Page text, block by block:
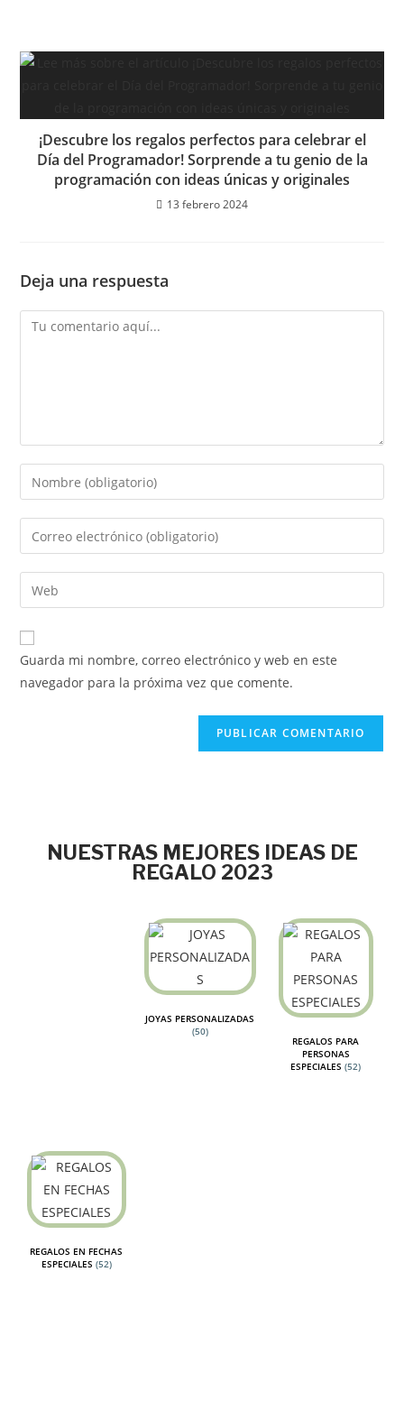
¡Descubre los regalos perfectos para celebrar el
Día del Programador! Sorprende a tu genio de la
programación con ideas únicas y originales
13 febrero 2024
Deja una respuesta
Guarda mi nombre, correo electrónico y web en este
navegador para la próxima vez que comente.
NUESTRAS MEJORES IDEAS DE
REGALO 2023
JOYAS PERSONALIZADAS
(50)
REGALOS PARA
PERSONAS
ESPECIALES(52)
REGALOS EN FECHAS
ESPECIALES (52)